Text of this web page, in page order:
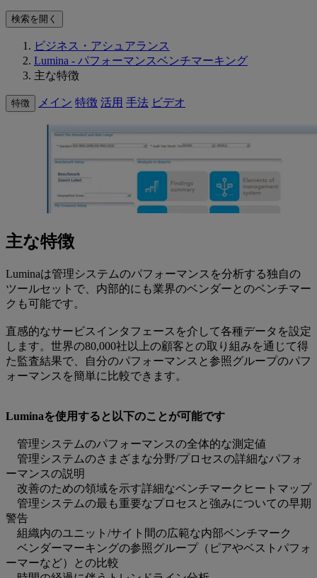
検索を開く
ビジネス・アシュアランス
Lumina - パフォーマンスベンチマーキング
主な特徴
特徴 メイン 特徴 活用 手法 ビデオ
主な特徴
Luminaは管理システムのパフォーマンスを分析する独自の
ツールセットで、内部的にも業界のベンダーとのベンチマー
クも可能です。
直感的なサービスインタフェースを介して各種データを設定
します。世界の80,000社以上の顧客との取り組みを通じて得
た監査結果で、自分のパフォーマンスと参照グループのパフ
ォーマンスを簡単に比較できます。
Luminaを使用すると以下のことが可能です
管理システムのパフォーマンスの全体的な測定値
管理システムのさまざまな分野/プロセスの詳細なパフォ
ーマンスの説明
改善のための領域を示す詳細なベンチマークヒートマップ
管理システムの最も重要なプロセスと強みについての早期
警告
組織内のユニット/サイト間の広範な内部ベンチマーク
ベンダーマーキングの参照グループ（ピアやベストパフォ
ーマーなど）との比較